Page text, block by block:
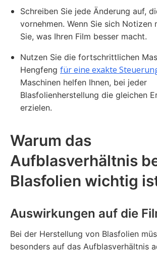
Schreiben Sie jede Änderung auf,
vornehmen. Wenn Sie sich Notizen
Sie, was Ihren Film besser macht.
Nutzen Sie die fortschrittlichen
Hengfeng für eine exakte
Maschinen helfen Ihnen, bei jeder
Blasfolienherstellung die gleichen
erzielen.
Warum das
Aufblasverhältnis
Blasfolien wichtig
Auswirkungen auf die
Bei der Herstellung von Blasfolien
besonders auf das Aufblasverhältnis